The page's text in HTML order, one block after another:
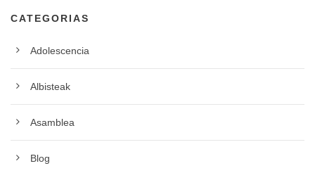
CATEGORIAS
Adolescencia
Albisteak
Asamblea
Blog